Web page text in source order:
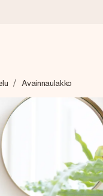
sen hetkessä,
kun sillä on eniten
on 4,8 Google
Avainnaulakko